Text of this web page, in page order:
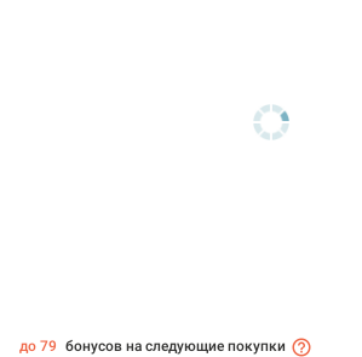
до 79 бонусов на следующие покупки